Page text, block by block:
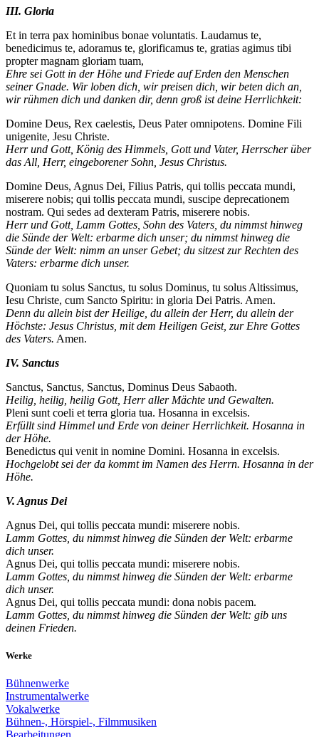
III. Gloria
Et in terra pax hominibus bonae voluntatis. Laudamus te,
benedicimus te, adoramus te, glorificamus te, gratias agimus tibi
propter magnam gloriam tuam,
Ehre sei Gott in der Höhe und Friede auf Erden den Menschen
seiner Gnade. Wir loben dich, wir preisen dich, wir beten dich an,
wir rühmen dich und danken dir, denn groß ist deine Herrlichkeit:
Domine Deus, Rex caelestis, Deus Pater omnipotens. Domine Fili
unigenite, Jesu Christe.
Herr und Gott, König des Himmels, Gott und Vater, Herrscher über
das All, Herr, eingeborener Sohn, Jesus Christus.
Domine Deus, Agnus Dei, Filius Patris, qui tollis peccata mundi,
miserere nobis; qui tollis peccata mundi, suscipe deprecationem
nostram. Qui sedes ad dexteram Patris, miserere nobis.
Herr und Gott, Lamm Gottes, Sohn des Vaters, du nimmst hinweg
die Sünde der Welt: erbarme dich unser; du nimmst hinweg die
Sünde der Welt: nimm an unser Gebet; du sitzest zur Rechten des
Vaters: erbarme dich unser.
Quoniam tu solus Sanctus, tu solus Dominus, tu solus Altissimus,
Iesu Christe, cum Sancto Spiritu: in gloria Dei Patris. Amen.
Denn du allein bist der Heilige, du allein der Herr, du allein der
Höchste: Jesus Christus, mit dem Heiligen Geist, zur Ehre Gottes
des Vaters. Amen.
IV. Sanctus
Sanctus, Sanctus, Sanctus, Dominus Deus Sabaoth.
Heilig, heilig, heilig Gott, Herr aller Mächte und Gewalten.
Pleni sunt coeli et terra gloria tua. Hosanna in excelsis.
Erfüllt sind Himmel und Erde von deiner Herrlichkeit. Hosanna in
der Höhe.
Benedictus qui venit in nomine Domini. Hosanna in excelsis.
Hochgelobt sei der da kommt im Namen des Herrn. Hosanna in der
Höhe.
V. Agnus Dei
Agnus Dei, qui tollis peccata mundi: miserere nobis.
Lamm Gottes, du nimmst hinweg die Sünden der Welt: erbarme
dich unser.
Agnus Dei, qui tollis peccata mundi: miserere nobis.
Lamm Gottes, du nimmst hinweg die Sünden der Welt: erbarme
dich unser.
Agnus Dei, qui tollis peccata mundi: dona nobis pacem.
Lamm Gottes, du nimmst hinweg die Sünden der Welt: gib uns
deinen Frieden.
Werke
Bühnenwerke
Instrumentalwerke
Vokalwerke
Bühnen-, Hörspiel-, Filmmusiken